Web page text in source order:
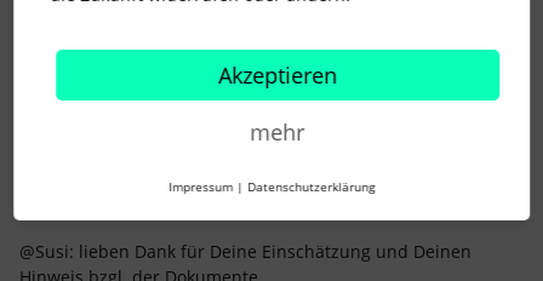
@Susi: lieben Dank für Deine Einschätzung und Deinen
Akzeptieren
mehr
Impressum | Datenschutzerklärung